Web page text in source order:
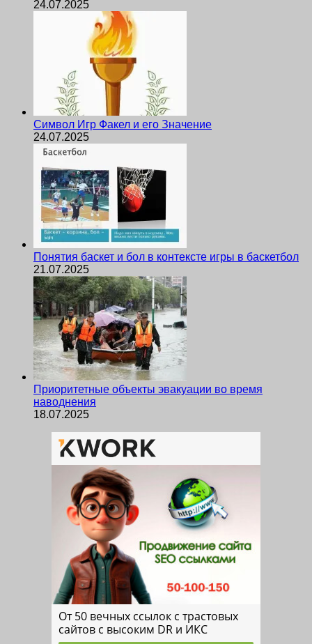
24.07.2025
Символ Игр Факел и его Значение
24.07.2025
Понятия баскет и бол в контексте игры в баскетбол
21.07.2025
Приоритетные объекты эвакуации во время
наводнения
18.07.2025